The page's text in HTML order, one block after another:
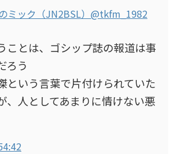
ミック（JN2BSL） @tkfm_1982
ことは、ゴシップ誌の報道は事
ろう
という言葉で片付けられていた
、人としてあまりに情けない悪